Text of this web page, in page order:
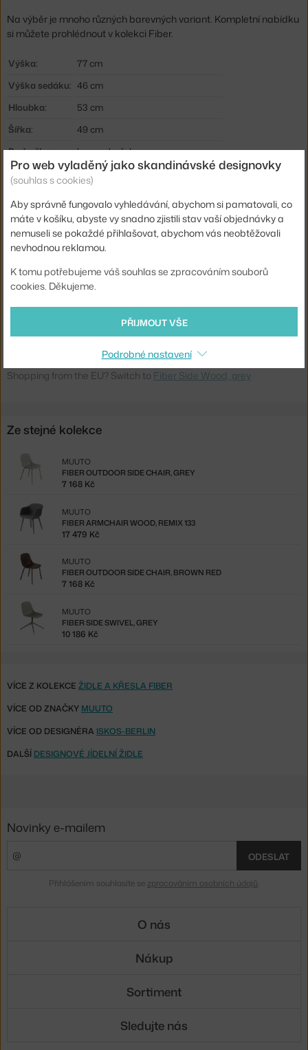
Na výběr je mnoho různých barevných variant. Kompletní nabídku
si můžete prohlédnout v kolekci Fiber.
Výška:
77 cm
Výška sedáku: 46 cm
Hloubka:
53 cm
Šířka:
49 cm
Područky:
bez područek
Barva:
šedá
Stohovatelné:
ne
Sedák:
plast
Typ:
Jídelní židle
Kód produktu
MUU-FISIDWON02031
5713294392144
Ste zo Slovenska? Prejdite naFiber Side Wood, grey
Shopping from the EU? Switch to Fiber Side Wood, grey
Ze stejné kolekce
FIBER OUTDOOR SIDE CHAIR, GREY
MUUTO
7 168 Kč
FIBER ARMCHAIR WOOD, REMIX 133
MUUTO
17 479 Kč
FIBER OUTDOOR SIDE CHAIR, BROWN RED
MUUTO
7 168 Kč
FIBER SIDE SWIVEL, GREY
MUUTO
10 186 Kč
VÍCE Z KOLEKCE ŽIDLE A KŘESLA FIBER
VÍCE OD ZNAČKY MUUTO
VÍCE OD DESIGNÉRA ISKOS-BERLIN
DALŠÍ DESIGNOVÉ JÍDELNÍ ŽIDLE
Pro web vyladěný jako skandinávské designovky
(souhlas s cookies)
Aby správně fungovalo vyhledávání, abychom si pamatovali, co
máte v košíku, abyste vy snadno zjistili stav vaší objednávky a
nemuseli se pokaždé přihlašovat, abychom vás neobtěžovali
nevhodnou reklamou.
K tomu potřebujeme váš souhlas se zpracováním souborů
cookies. Děkujeme.
PŘIJMOUT VŠE
Podrobné nastavení
Novinky e-mailem
ODESLAT
Přihlášením souhlasíte se zpracováním osobních údajů
O nás
Nákup
Sortiment
Sledujte nás